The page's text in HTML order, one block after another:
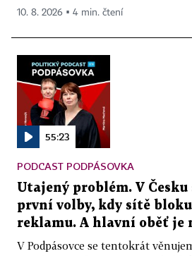
10. 8. 2026 ▪ 4 min. čtení
55:23
PODCAST PODPÁSOVKA
Utajený problém. V
první volby, kdy sítě
reklamu. A hlavní oběť je
V Podpásovce se tentokrát